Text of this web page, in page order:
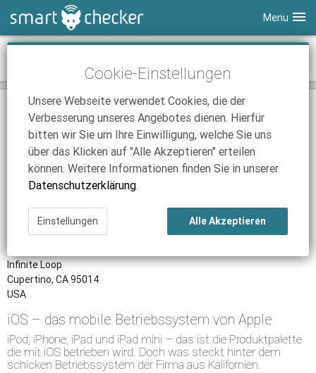
Menu
Smartphone Vergleich
Anbieter
iPhone Tarifvergleich
News
Ratgeber
Tarifvergleich
Tablet Vergleich
Surfsticks
iPad Tarifvergleich
News
Tarifvergleich
Internetanbieter
DSL Tarife
News
SmartChecker TV
BETRIEBSSYSTEM
Apple Inc.
Infinite Loop
Cupertino, CA 95014
USA
iOS – das mobile Betriebssystem von Apple
iPod, iPhone, iPad und iPad mini – das ist die Produktpalette
die mit iOS betrieben wird. Doch was steckt hinter dem
schicken Betriebssystem der Firma aus Kalifornien.
Cookie-Einstellungen
Unsere Webseite verwendet Cookies, die der
Verbesserung unseres Angebotes dienen. Hierfür
bitten wir Sie um Ihre Einwilligung, welche Sie uns
über das Klicken auf "Alle Akzeptieren" erteilen
können. Weitere Informationen finden Sie in unserer
Datenschutzerklärung.
Einstellungen Alle Akzeptieren